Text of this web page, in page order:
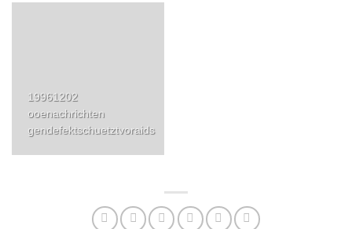
19961202
ooenachrichten
gendefektschuetztvoraids